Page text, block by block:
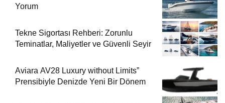
Yorum
Tekne Sigortası Rehberi: Zorunlu
Teminatlar, Maliyetler ve Güvenli Seyir
Aviara AV28 Luxury without Limits”
Prensibiyle Denizde Yeni Bir Dönem